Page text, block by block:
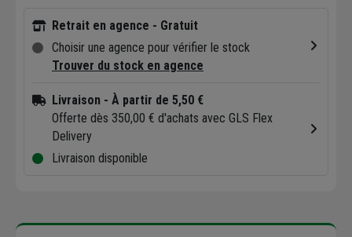
Retrait en agence - Gratuit
Choisir une agence pour vérifier le stock
Trouver du stock en agence
Livraison - À partir de 5,50 €
Offerte dès 350,00 € d'achats avec GLS Flex
Delivery
Livraison disponible